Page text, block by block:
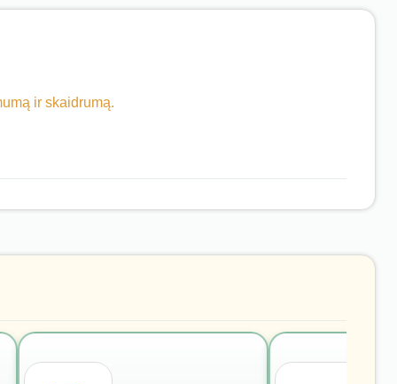
ir skaidrumą.